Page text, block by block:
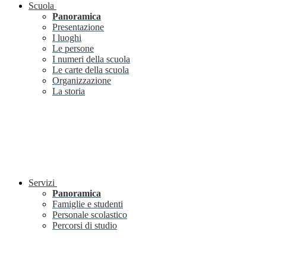
Scuola
Panoramica
Presentazione
I luoghi
Le persone
I numeri della scuola
Le carte della scuola
Organizzazione
La storia
Servizi
Panoramica
Famiglie e studenti
Personale scolastico
Percorsi di studio